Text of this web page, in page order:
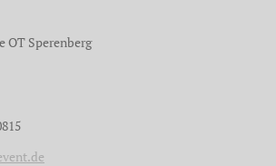
OT Sperenberg